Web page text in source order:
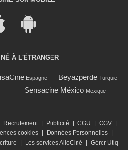
À L'ÉTRANGER
Espagne Beyazperde Turquie
Sensacine México Mexique
Recrutement | Publicité | CGU | CGV |
cookies | Données Personnelles |
| Les services AlloCiné | Gérer Utiq